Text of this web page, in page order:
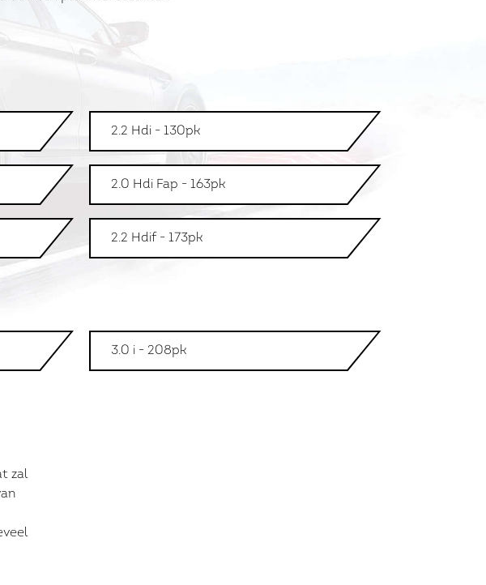
2.2 Hdi - 130pk
2.0 Hdi Fap - 163pk
2.2 Hdif - 173pk
3.0 i - 208pk
zal